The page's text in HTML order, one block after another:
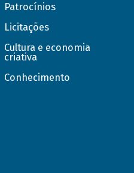
Patrocínios
Licitações
Cultura e economia
criativa
Conhecimento